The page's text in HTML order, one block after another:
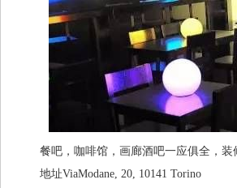
餐吧，咖啡馆，画廊酒吧一应俱全，装
地址ViaModane, 20, 10141 Torino